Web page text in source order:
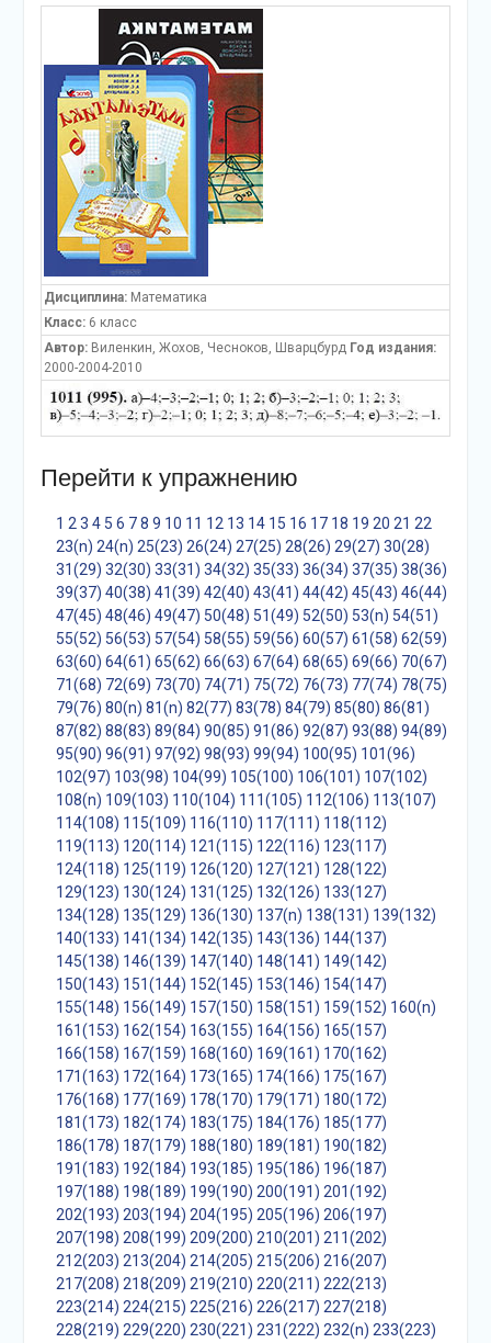
Дисциплина:Математика
Класс:6 класс
Автор:Виленкин, Жохов, Чесноков, Шварцбурд Год издания:
2000-2004-2010
Перейти к упражнению
1 2 3 4 5 6 7 8 9 10 11 12 13 14 15 16 17 18 19 20 21 22
23(n) 24(n) 25(23) 26(24) 27(25) 28(26) 29(27) 30(28)
31(29) 32(30) 33(31) 34(32) 35(33) 36(34) 37(35) 38(36)
39(37) 40(38) 41(39) 42(40) 43(41) 44(42) 45(43) 46(44)
47(45) 48(46) 49(47) 50(48) 51(49) 52(50) 53(n) 54(51)
55(52) 56(53) 57(54) 58(55) 59(56) 60(57) 61(58) 62(59)
63(60) 64(61) 65(62) 66(63) 67(64) 68(65) 69(66) 70(67)
71(68) 72(69) 73(70) 74(71) 75(72) 76(73) 77(74) 78(75)
79(76) 80(n) 81(n) 82(77) 83(78) 84(79) 85(80) 86(81)
87(82) 88(83) 89(84) 90(85) 91(86) 92(87) 93(88) 94(89)
95(90) 96(91) 97(92) 98(93) 99(94) 100(95) 101(96)
102(97) 103(98) 104(99) 105(100) 106(101) 107(102)
108(n) 109(103) 110(104) 111(105) 112(106) 113(107)
114(108) 115(109) 116(110) 117(111) 118(112)
119(113) 120(114) 121(115) 122(116) 123(117)
124(118) 125(119) 126(120) 127(121) 128(122)
129(123) 130(124) 131(125) 132(126) 133(127)
134(128) 135(129) 136(130) 137(n) 138(131) 139(132)
140(133) 141(134) 142(135) 143(136) 144(137)
145(138) 146(139) 147(140) 148(141) 149(142)
150(143) 151(144) 152(145) 153(146) 154(147)
155(148) 156(149) 157(150) 158(151) 159(152) 160(n)
161(153) 162(154) 163(155) 164(156) 165(157)
166(158) 167(159) 168(160) 169(161) 170(162)
171(163) 172(164) 173(165) 174(166) 175(167)
176(168) 177(169) 178(170) 179(171) 180(172)
181(173) 182(174) 183(175) 184(176) 185(177)
186(178) 187(179) 188(180) 189(181) 190(182)
191(183) 192(184) 193(185) 195(186) 196(187)
197(188) 198(189) 199(190) 200(191) 201(192)
202(193) 203(194) 204(195) 205(196) 206(197)
207(198) 208(199) 209(200) 210(201) 211(202)
212(203) 213(204) 214(205) 215(206) 216(207)
217(208) 218(209) 219(210) 220(211) 222(213)
223(214) 224(215) 225(216) 226(217) 227(218)
228(219) 229(220) 230(221) 231(222) 232(n) 233(223)